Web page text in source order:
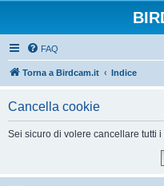
FAQ
Torna a Birdcam.it Indice
Cancella cookie
Sei sicuro di volere cancellare tutti